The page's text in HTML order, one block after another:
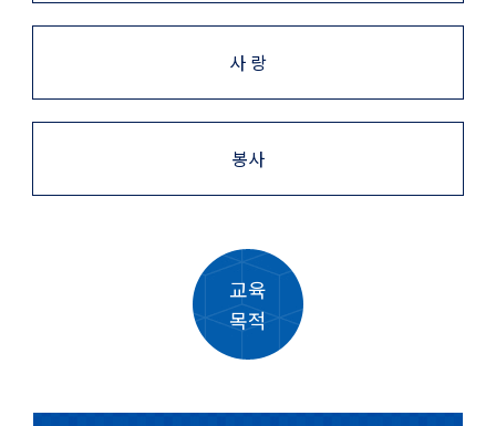
사 랑
봉사
교육
목적